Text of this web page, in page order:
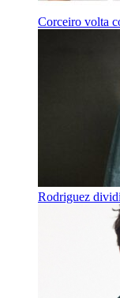
Corceiro volta
Rodriguez